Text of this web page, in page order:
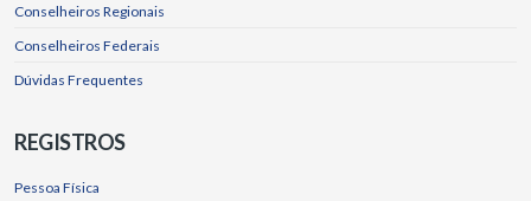
Conselheiros Regionais
Conselheiros Federais
Dúvidas Frequentes
REGISTROS
Pessoa Física